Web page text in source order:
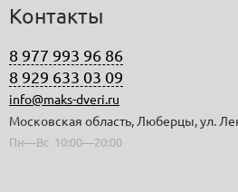
Контакты
8 977 993 96 86
8 929 633 03 09
info@maks-dveri.ru
Московская область, Люберцы, ул.
Пн—Вс 10:00—20:00